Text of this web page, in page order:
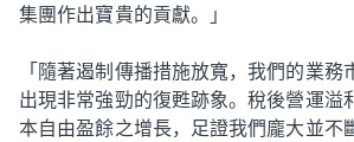
集團作出寶貴的貢獻。」
「隨著遏制傳播措施放寬，我們的業務
出現非常強勁的復甦跡象。稅後營運溢
本自由盈餘之增長，足證我們龐大並不